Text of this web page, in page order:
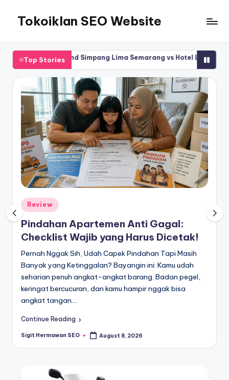
content
Tokoiklan SEO Website
SEO
Master
Ahli
Pakar
SEO
Indonesia
Murah
Terbaik
Bergaransi
Top Stories
Simpang Lima Semarang vs Hotel Lain di Simpang
Posted
in
Review
Pindahan Apartemen Anti Gagal:
Checklist Wajib yang Harus Dicetak!
Pernah Nggak Sih, Udah Capek Pindahan Tapi Masih
Banyak yang Ketinggalan? Bayangin ini: Kamu udah
seharian penuh angkat-angkat barang. Badan pegel,
keringat bercucuran, dan kamu hampir nggak bisa
angkat tangan.…
Continue Reading
Posted
Sigit Hermawan SEO August 8, 2026